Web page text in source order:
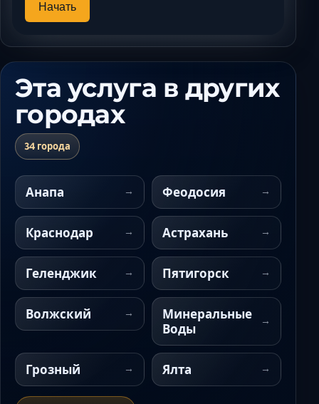
Начать
Эта услуга в других
городах
34 города
Анапа Феодосия
Краснодар Астрахань
Геленджик Пятигорск
Волжский
Минеральные
Воды
Грозный Ялта